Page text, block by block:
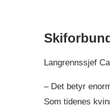
Langrennssjef
– Det betyr
Som tidenes